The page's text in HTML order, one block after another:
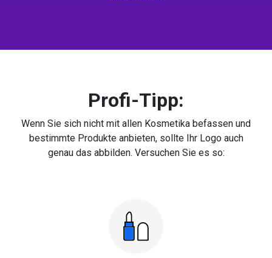
Profi-Tipp:
Wenn Sie sich nicht mit allen Kosmetika befassen und
bestimmte Produkte anbieten, sollte Ihr Logo auch
genau das abbilden. Versuchen Sie es so: